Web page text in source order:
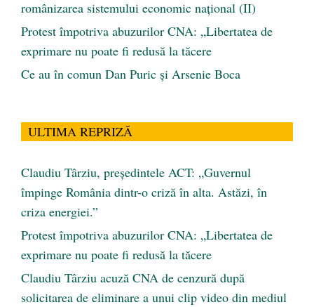
românizarea sistemului economic naţional (II)
Protest împotriva abuzurilor CNA: „Libertatea de
exprimare nu poate fi redusă la tăcere
Ce au în comun Dan Puric şi Arsenie Boca
ULTIMA REPRIZĂ
Claudiu Târziu, președintele ACT: „Guvernul
împinge România dintr-o criză în alta. Astăzi, în
criza energiei.”
Protest împotriva abuzurilor CNA: „Libertatea de
exprimare nu poate fi redusă la tăcere
Claudiu Târziu acuză CNA de cenzură după
solicitarea de eliminare a unui clip video din mediul